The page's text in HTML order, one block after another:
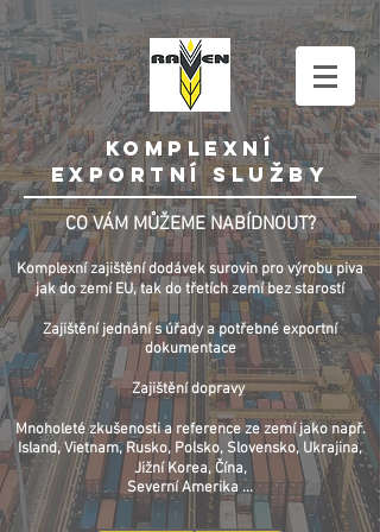
KOMPLEXNÍ
EXPORTní služby
CO VÁM MŮŽEME NABÍDNOUT?
Komplexní zajištění dodávek surovin pro výrobu piva
jak do zemí EU, tak do třetích zemí bez starostí
Zajištění jednání s úřady a potřebné exportní
dokumentace
Zajištění dopravy
Mnoholeté zkušenosti a reference ze zemí jako např.
Island, Vietnam, Rusko, Polsko, Slovensko, Ukrajina,
Jižní Korea, Čína,
Severní Amerika ...